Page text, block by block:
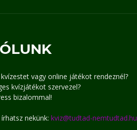
kvízestet vagy online játékot rendeznél?
kvízjátékot szervezel?
bizalommal!
írhatsz nekünk: kviz@tudtad-nemtudtad.hu